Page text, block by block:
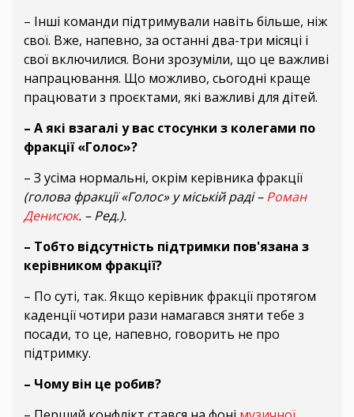
– Інші команди підтримували навіть більше, ніж
свої. Вже, напевно, за останні два-три місяці і
свої включилися. Вони зрозуміли, що це важливі
напрацювання. Що можливо, сьогодні краще
працювати з проєктами, які важливі для дітей.
– А які взагалі у вас стосунки з колегами по
фракції «Голос»?
– З усіма нормальні, окрім керівника фракції
(голова фракції «Голос» у міській раді –Роман
Денисюк. – Ред.).
– Тобто відсутність підтримки пов'язана з
керівником фракції?
– По суті, так. Якщо керівник фракції протягом
каденції чотири рази намагався зняти тебе з
посади, то це, напевно, говорить не про
підтримку.
– Чому він це робив?